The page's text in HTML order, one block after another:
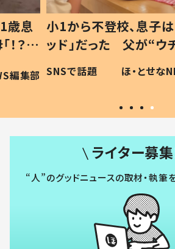
歳息
？」
編集部
小1から不登校、息子は
ッド」だった 父が“ウ
作り続ける理由とは #
#令和の子
SNSで話題 ほ・とせな
ライター募集
“人”のグッドニュースの取材・執筆